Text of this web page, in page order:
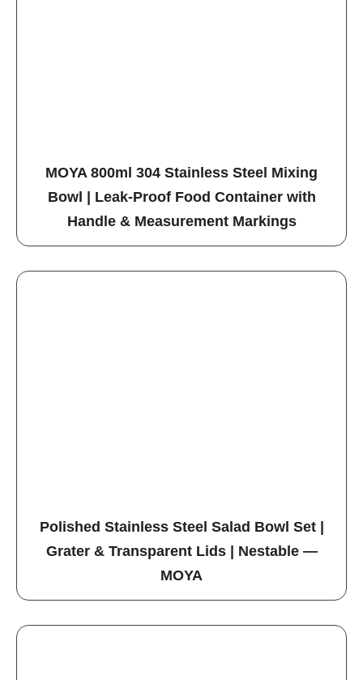
MOYA 800ml 304 Stainless Steel Mixing
Bowl | Leak-Proof Food Container with
Handle & Measurement Markings
Polished Stainless Steel Salad Bowl Set |
Grater & Transparent Lids | Nestable —
MOYA